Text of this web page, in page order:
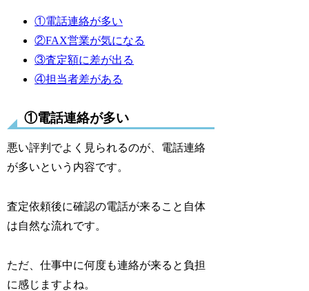
①電話連絡が多い
②FAX営業が気になる
③査定額に差が出る
④担当者差がある
①電話連絡が多い
悪い評判でよく見られるのが、電話連絡
が多いという内容です。
査定依頼後に確認の電話が来ること自体
は自然な流れです。
ただ、仕事中に何度も連絡が来ると負担
に感じますよね。